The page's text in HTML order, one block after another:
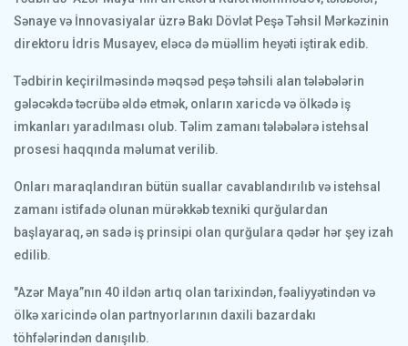
Sənaye və İnnovasiyalar üzrə Bakı Dövlət Peşə Təhsil Mərkəzinin
direktoru İdris Musayev, eləcə də müəllim heyəti iştirak edib.
Tədbirin keçirilməsində məqsəd peşə təhsili alan tələbələrin
gələcəkdə təcrübə əldə etmək, onların xaricdə və ölkədə iş
imkanları yaradılması olub. Təlim zamanı tələbələrə istehsal
prosesi haqqında məlumat verilib.
Onları maraqlandıran bütün suallar cavablandırılıb və istehsal
zamanı istifadə olunan mürəkkəb texniki qurğulardan
başlayaraq, ən sadə iş prinsipi olan qurğulara qədər hər şey izah
edilib.
"Azər Maya”nın 40 ildən artıq olan tarixindən, fəaliyyətindən və
ölkə xaricində olan partnyorlarının daxili bazardakı
töhfələrindən danışılıb.